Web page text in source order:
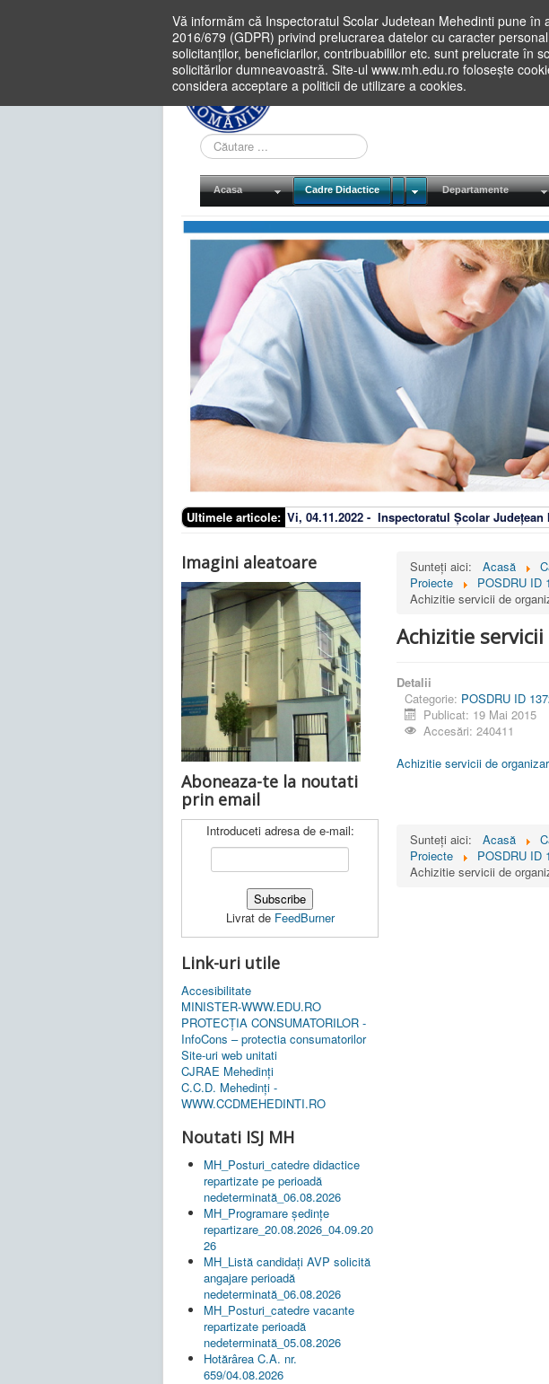
Vă informăm că Inspectoratul Scolar Judetean Mehedinti pune în
2016/679 (GDPR) privind prelucrarea datelor cu caracter
solicitanților, beneficiarilor, contribuabililor etc. sunt prelucrate în
solicitărilor dumneavoastră. Site-ul www.mh.edu.ro folosește
considera acceptare a politicii de utilizare a cookies.
Cauta
in
site
Acasa Cadre Didactice Departamente
Ultimele articole: Vi, 04.11.2022 - Inspectoratul Școlar Județean
Imagini aleatoare
Aboneaza-te la noutati
prin email
Introduceti adresa de e-mail:
Livrat de FeedBurner
Link-uri utile
Accesibilitate
MINISTER-WWW.EDU.RO
PROTECȚIA CONSUMATORILOR -
InfoCons – protectia consumatorilor
Site-uri web unitati
CJRAE Mehedinți
C.C.D. Mehedinţi -
WWW.CCDMEHEDINTI.RO
Noutati ISJ MH
MH_Posturi_catedre didactice
repartizate pe perioadă
nedeterminată_06.08.2026
MH_Programare ședințe
repartizare_20.08.2026_04.09.20
26
MH_Listă candidați AVP solicită
angajare perioadă
nedeterminată_06.08.2026
MH_Posturi_catedre vacante
repartizate perioadă
nedeterminată_05.08.2026
Hotărârea C.A. nr.
659/04.08.2026
Sunteți aici: Acasă
Proiecte
POSDRU ID
Achizitie servicii de
Achizitie
Detalii
Categorie: POSDRU ID
Publicat: 19 Mai 2015
Accesări: 240411
Achizitie servicii de
Sunteți aici: Acasă
Proiecte
POSDRU ID
Achizitie servicii de